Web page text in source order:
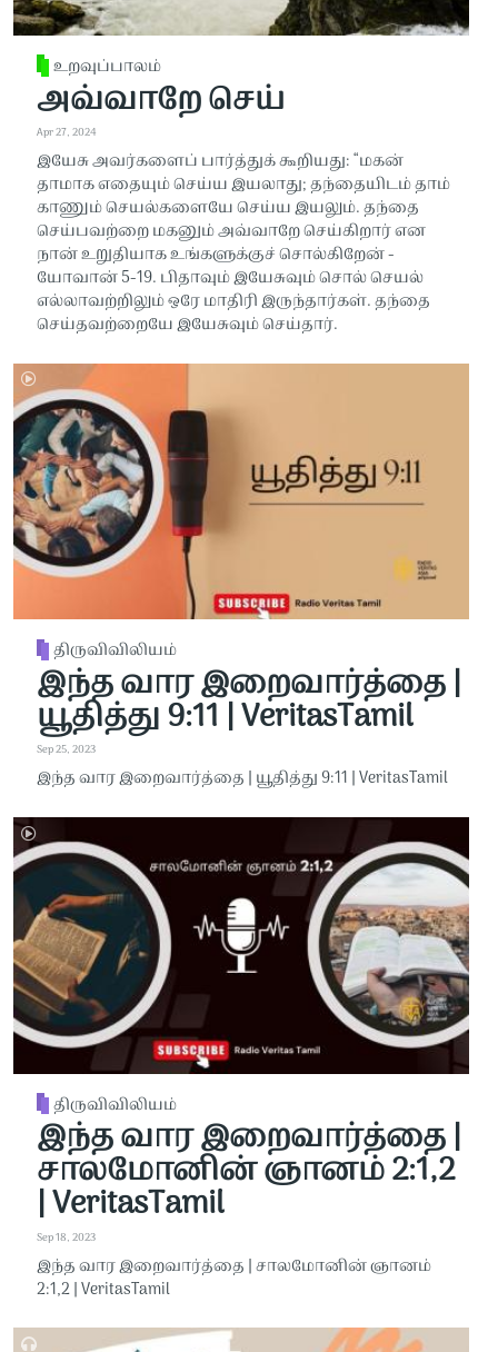
உறவுப்பாலம்
அவ்வாறே செய்
Apr 27, 2024
இயேசு அவர்களைப் பார்த்துக் கூறியது: “மகன்
தாமாக எதையும் செய்ய இயலாது; தந்தையிடம் தாம்
காணும் செயல்களையே செய்ய இயலும். தந்தை
செய்பவற்றை மகனும் அவ்வாறே செய்கிறார் என
நான் உறுதியாக உங்களுக்குச் சொல்கிறேன் -
யோவான் 5-19. பிதாவும் இயேசுவும் சொல் செயல்
எல்லாவற்றிலும் ஒரே மாதிரி இருந்தார்கள். தந்தை
செய்தவற்றையே இயேசுவும் செய்தார்.
திருவிவிலியம்
இந்த வார இறைவார்த்தை |
யூதித்து 9:11 | VeritasTamil
Sep 25, 2023
இந்த வார இறைவார்த்தை | யூதித்து 9:11 | VeritasTamil
திருவிவிலியம்
இந்த வார இறைவார்த்தை |
சாலமோனின் ஞானம் 2:1,2
| VeritasTamil
Sep 18, 2023
இந்த வார இறைவார்த்தை | சாலமோனின் ஞானம்
2:1,2 | VeritasTamil